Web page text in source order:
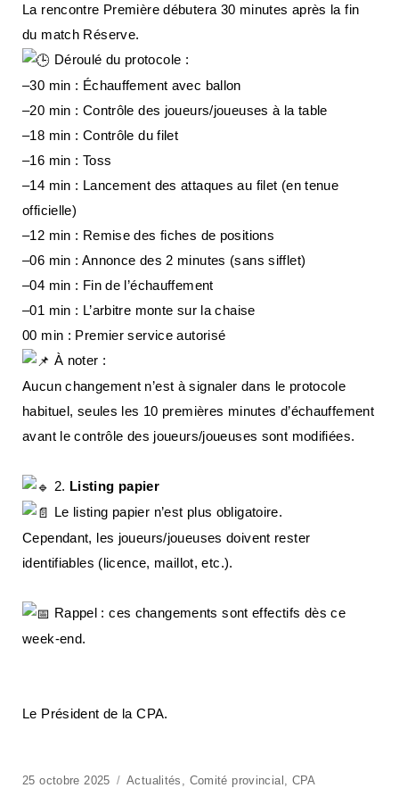
La rencontre Première débutera 30 minutes après la fin
du match Réserve.
Déroulé du protocole :
–30 min : Échauffement avec ballon
–20 min : Contrôle des joueurs/joueuses à la table
–18 min : Contrôle du filet
–16 min : Toss
–14 min : Lancement des attaques au filet (en tenue
officielle)
–12 min : Remise des fiches de positions
–06 min : Annonce des 2 minutes (sans sifflet)
–04 min : Fin de l’échauffement
–01 min : L’arbitre monte sur la chaise
00 min : Premier service autorisé
À noter :
Aucun changement n’est à signaler dans le protocole
habituel, seules les 10 premières minutes d’échauffement
avant le contrôle des joueurs/joueuses sont modifiées.
2. Listing papier
Le listing papier n’est plus obligatoire.
Cependant, les joueurs/joueuses doivent rester
identifiables (licence, maillot, etc.).
Rappel : ces changements sont effectifs dès ce
week-end.
Le Président de la CPA.
25 octobre 2025 Actualités Comité provincial CPA